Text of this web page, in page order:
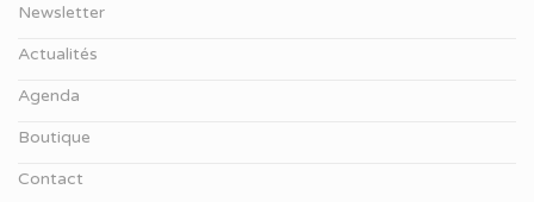
Newsletter
Actualités
Agenda
Boutique
Contact